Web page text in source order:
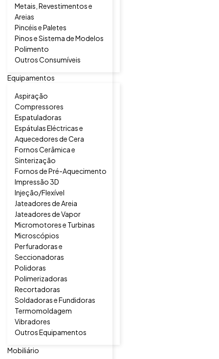
Metais, Revestimentos e
Areias
Pincéis e Paletes
Pinos e Sistema de Modelos
Polimento
Outros Consumíveis
Equipamentos
Aspiração
Compressores
Espatuladoras
Espátulas Eléctricas e
Aquecedores de Cera
Fornos Cerâmica e
Sinterização
Fornos de Pré-Aquecimento
Impressão 3D
Injeção/Flexível
Jateadores de Areia
Jateadores de Vapor
Micromotores e Turbinas
Microscópios
Perfuradoras e
Seccionadoras
Polidoras
Polimerizadoras
Recortadoras
Soldadoras e Fundidoras
Termomoldagem
Vibradores
Outros Equipamentos
Mobiliário